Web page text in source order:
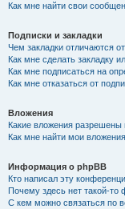
Как мне найти свои
Подписки и закладки
Чем закладки отличаются
Как мне сделать закладку
Как мне подписаться на
Как мне отказаться от
Вложения
Какие вложения разрешены
Как мне найти мои
Информация о phpBB
Кто написал эту
Почему здесь нет такой-то
С кем можно связаться по